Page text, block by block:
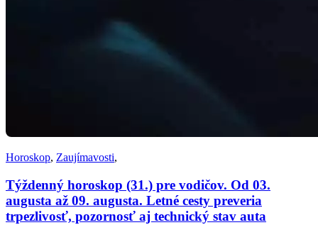
Horoskop, Zaujímavosti,
Týždenný horoskop (31.) pre vodičov. Od 03.
augusta až 09. augusta. Letné cesty preveria
trpezlivosť, pozornosť aj technický stav auta